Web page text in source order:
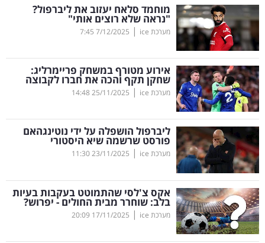
עסקי
ספורט
קריירה
ולימודים
מינויים
רייטינג
רכב
בריאות
תרבות
מוחמד סלאח יעזוב את ליברפול?
"נראה שלא רוצים אותי"
מערכת ice |
7/12/2025
7:45
אירוע מטורף במשחק פריימרליג:
שחקן תקף והכה את חברו לקבוצה
מערכת ice |
25/11/2025
14:48
ליברפול הושפלה על ידי נוטינגהאם
פורסט שרשמה שיא היסטורי
מערכת ice |
23/11/2025
11:30
אקס צ'לסי שהתמוטט בעקבות בעיות
בלב: שוחרר מבית החולים - יפרוש?
מערכת ice |
17/11/2025
20:09